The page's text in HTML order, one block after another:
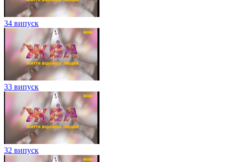
34 випуск
33 випуск
32 випуск